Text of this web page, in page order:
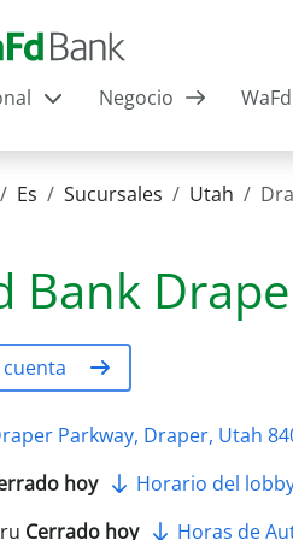
Negocio
Es Sucursales Utah
Bank
Parkway, Draper, Utah
hoy
Horario del
Cerrado hoy Horas de